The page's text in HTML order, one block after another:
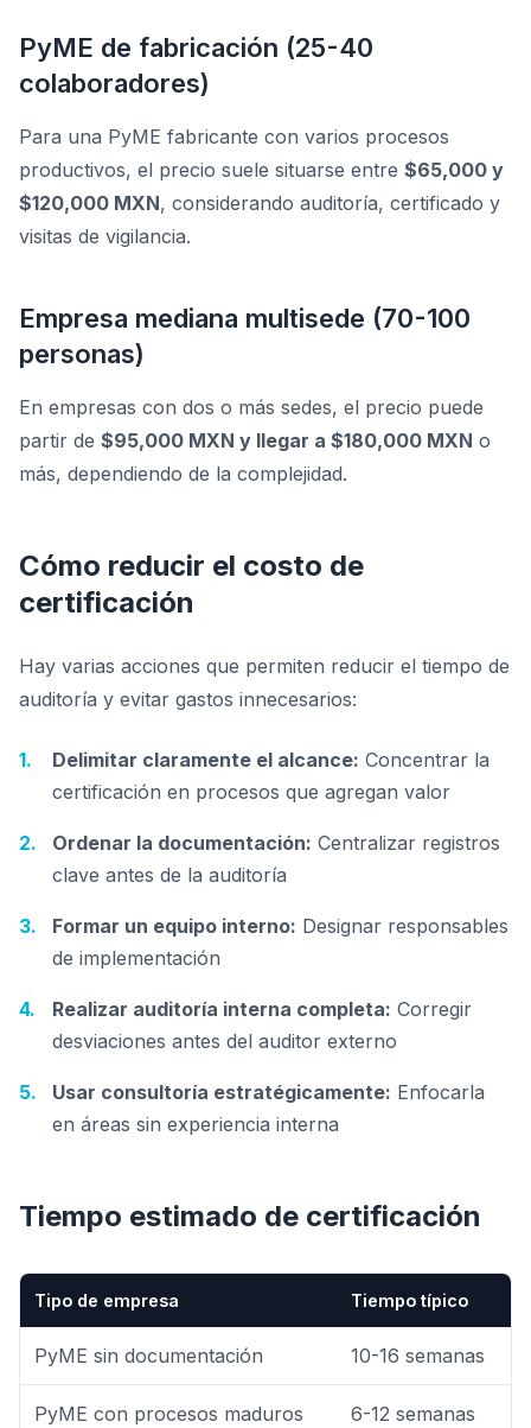
PyME de fabricación (25-40
colaboradores)
Para una PyME fabricante con varios procesos
productivos, el precio suele situarse entre $65,000 y
$120,000 MXN, considerando auditoría, certificado y
visitas de vigilancia.
Empresa mediana multisede (70-100
personas)
En empresas con dos o más sedes, el precio puede
partir de $95,000 MXN y llegar a $180,000 MXN o
más, dependiendo de la complejidad.
Cómo reducir el costo de
certificación
Hay varias acciones que permiten reducir el tiempo de
auditoría y evitar gastos innecesarios:
Delimitar claramente el alcance: Concentrar la
certificación en procesos que agregan valor
Ordenar la documentación: Centralizar registros
clave antes de la auditoría
Formar un equipo interno: Designar responsables
de implementación
Realizar auditoría interna completa: Corregir
desviaciones antes del auditor externo
Usar consultoría estratégicamente: Enfocarla
en áreas sin experiencia interna
Tiempo estimado de certificación
Tipo de empresa Tiempo típico
PyME sin documentación 10-16 semanas
PyME con procesos maduros 6-12 semanas